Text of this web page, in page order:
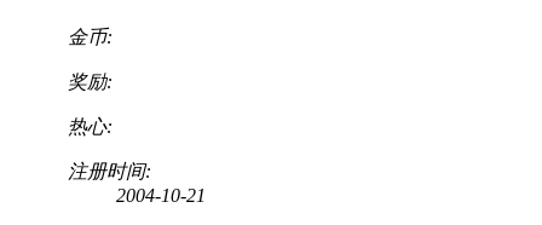
金币:
奖励:
热心:
注册时间:
2004-10-21